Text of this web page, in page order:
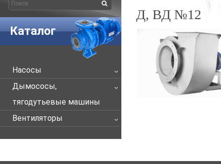
Каталог
Насосы
Дымососы,
тягодутьевые машины
Вентиляторы
Д, ВД №12